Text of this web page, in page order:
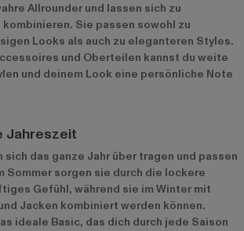
Allrounder und lassen sich zu
Sie passen sowohl zu
Looks als auch zu eleganteren Styles.
und Oberteilen kannst du weite
und deinem Look eine persönliche Note
Jahreszeit
das ganze Jahr über tragen und passen
Sommer sorgen sie durch die lockere
Gefühl, während sie im Winter mit
Jacken kombiniert werden können.
ideale Basic, das dich durch jede Saison